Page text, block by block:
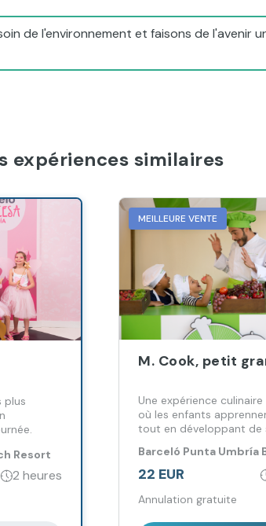
de l'environnement et faisons de l'avenir
expériences similaires
plus
Resort
2 heures
MEILLEURE VENTE
M. Cook, petit
Une expérience
où les enfants
tout en développant de
Barceló Punta Umbría
Resort
22 EUR
Annulation gratuite